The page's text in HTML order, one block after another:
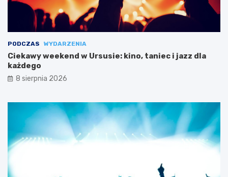
PODCZAS WYDARZENIA
Ciekawy weekend w Ursusie: kino, taniec i jazz dla
każdego
8 sierpnia 2026